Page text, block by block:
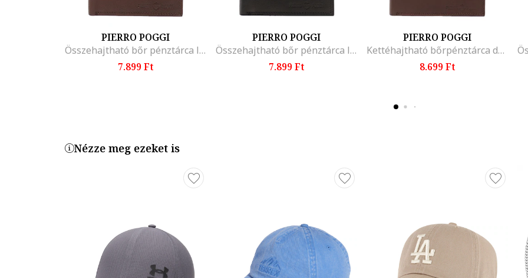
PIERRO POGGI
Összehajtható bőr pénztárca logóval, Barna
7.899 Ft
PIERRO POGGI
Összehajtható bőr pénztárca logóval, Fekete
7.899 Ft
PIERRO POGGI
Kettéhajtható bőrpénztárca dombornyomott logóval, Barna
8.699 Ft
Nézze meg ezeket is